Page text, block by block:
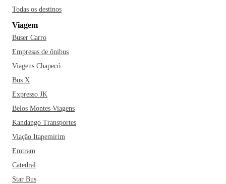
Todas os destinos
Viagem
Buser Carro
Empresas de ônibus
Viagens Chapecó
Bus X
Expresso JK
Belos Montes Viagens
Kandango Transportes
Viação Itapemirim
Emtram
Catedral
Star Bus